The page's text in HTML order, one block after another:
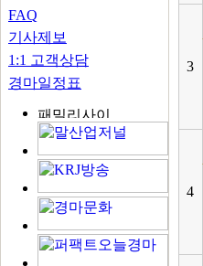
FAQ
기사제보
1:1 고객상담
경마일정표
3
4